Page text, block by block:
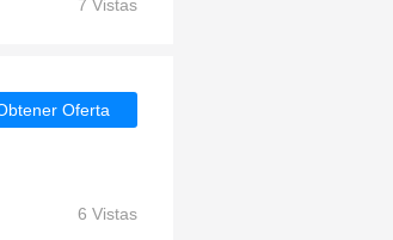
7 Vistas
Oferta
6 Vistas